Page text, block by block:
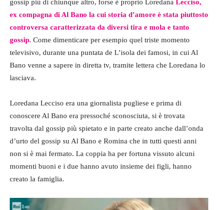
gossip più di chiunque altro, forse è proprio Loredana Lecciso,
ex compagna di Al Bano la cui storia d’amore è stata piuttosto
controversa caratterizzata da diversi tira e mola e tanto
gossip. Come dimenticare per esempio quel triste momento
televisivo, durante una puntata de L’isola dei famosi, in cui Al
Bano venne a sapere in diretta tv, tramite lettera che Loredana lo
lasciava.
Loredana Lecciso era una giornalista pugliese e prima di
conoscere Al Bano era pressoché sconosciuta, si è trovata
travolta dal gossip più spietato e in parte creato anche dall’onda
d’urto del gossip su Al Bano e Romina che in tutti questi anni
non si è mai fermato. La coppia ha per fortuna vissuto alcuni
momenti buoni e i due hanno avuto insieme dei figli, hanno
creato la famiglia.